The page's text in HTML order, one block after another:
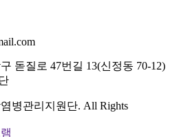
돋질로 47번길 13(신정동 70-12)
병관리지원단. All Rights